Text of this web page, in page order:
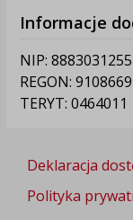
Informacje
NIP: 8883031255
REGON:
TERYT: 0464011
Deklaracja
Polityka